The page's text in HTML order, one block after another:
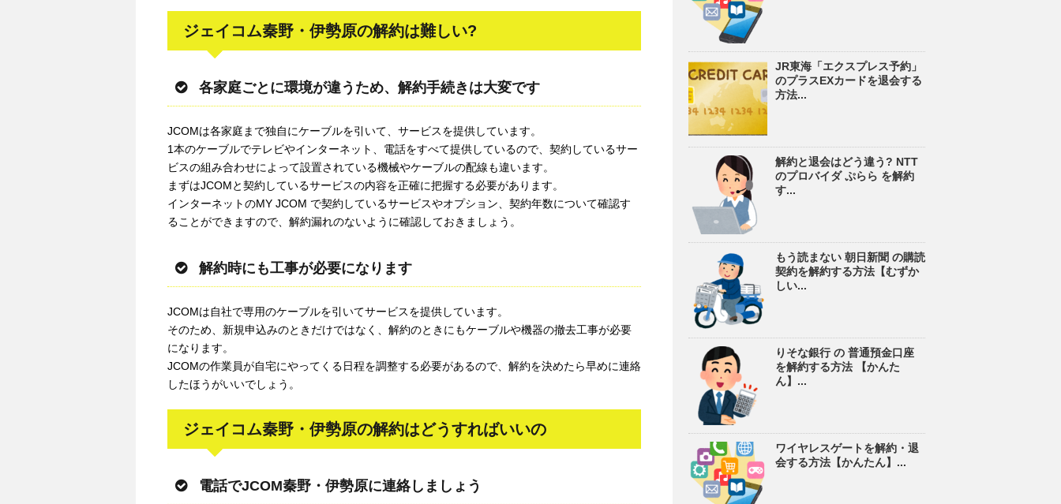
ジェイコム秦野・伊勢原の解約は難しい?
各家庭ごとに環境が違うため、解約手続きは大変です
JCOMは各家庭まで独自にケーブルを引いて、サービスを提供しています。
1本のケーブルでテレビやインターネット、電話をすべて提供しているので、契約しているサー
ビスの組み合わせによって設置されている機械やケーブルの配線も違います。
まずはJCOMと契約しているサービスの内容を正確に把握する必要があります。
インターネットのMY JCOM で契約しているサービスやオプション、契約年数について確認す
ることができますので、解約漏れのないように確認しておきましょう。
解約時にも工事が必要になります
JCOMは自社で専用のケーブルを引いてサービスを提供しています。
そのため、新規申込みのときだけではなく、解約のときにもケーブルや機器の撤去工事が必要
になります。
JCOMの作業員が自宅にやってくる日程を調整する必要があるので、解約を決めたら早めに連絡
したほうがいいでしょう。
ジェイコム秦野・伊勢原の解約はどうすればいいの
電話でJCOM秦野・伊勢原に連絡しましょう
JR東海「エクスプレス予約」
のプラスEXカードを退会する
方法...
解約と退会はどう違う? NTT
のプロバイダ ぷらら を解約
す...
もう読まない 朝日新聞 の購読
契約を解約する方法【むずか
しい...
りそな銀行 の 普通預金口座
を解約する方法 【かんた
ん】...
ワイヤレスゲートを解約・退
会する方法【かんたん】...